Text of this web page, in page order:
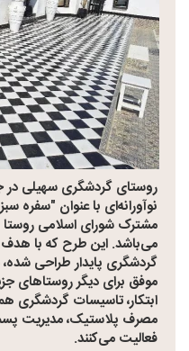
روستای گردشگری سهیلی
نوآورانه‌ای با عنوان
مشترک شورای اسلامی
می‌باشد. این طرح که با هدف
گردشگری پایدار طراحی
موفق برای دیگر روستاهای
ابتکار، تاسیسات گردشگری
مصرف پلاستیک، مدیریت
فعالیت می‌کنند.